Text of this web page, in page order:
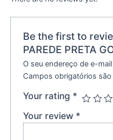
Be the first to
PAREDE PRETA
O seu endereço de e-
Campos obrigatórios
Your rating *
Your review *